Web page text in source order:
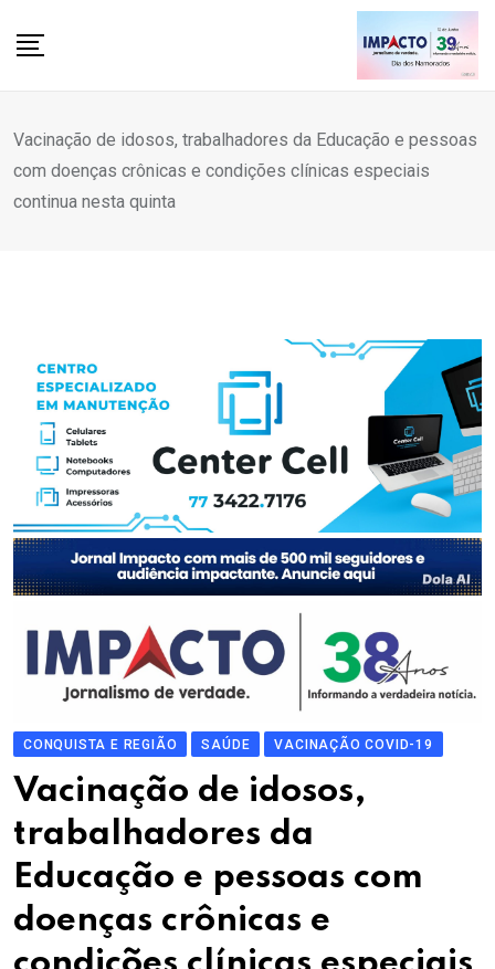
Vacinação de idosos, trabalhadores da Educação e pessoas
com doenças crônicas e condições clínicas especiais
continua nesta quinta
CONQUISTA E REGIÃO SAÚDE VACINAÇÃO COVID-19
Vacinação de idosos,
trabalhadores da
Educação e pessoas com
doenças crônicas e